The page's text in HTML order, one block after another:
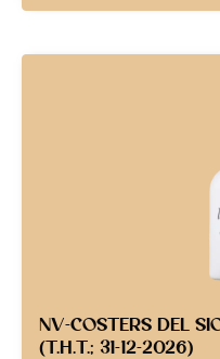
NV-COSTERS DEL
(T.H.T.; 31-12-2026)